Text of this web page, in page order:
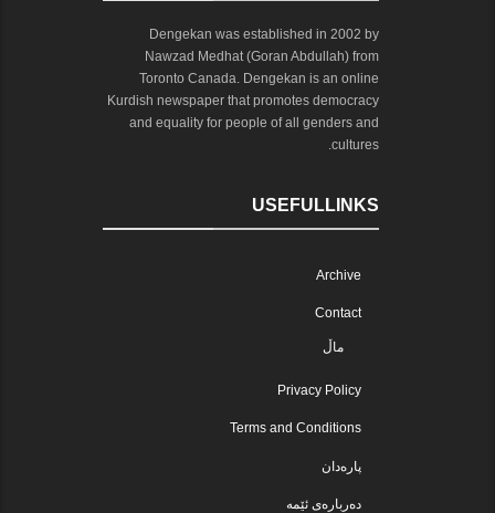
Dengekan was established in 2002 by
Nawzad Medhat (Goran Abdullah) from
Toronto Canada. Dengekan is an online
Kurdish newspaper that promotes democracy
and equality for people of all genders and
cultures.
USEFULLINKS
Archive
Contact
ماڵ
Privacy Policy
Terms and Conditions
پارەدان
دەربارەی ئێمە